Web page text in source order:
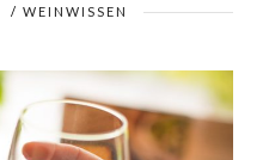
/ WEINWISSEN